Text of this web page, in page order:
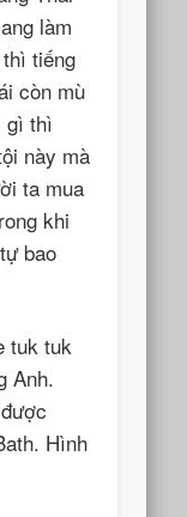
làm
tiếng
còn mù
gì thì
này mà
ta mua
khi
bao
tuk tuk
Anh.
Hình